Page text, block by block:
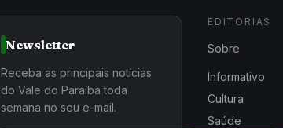
Newsletter
Receba as principais notícias
do Vale do Paraíba toda
semana no seu e-mail.
EDITORIAS
Sobre
Informativo
Cultura
Saúde